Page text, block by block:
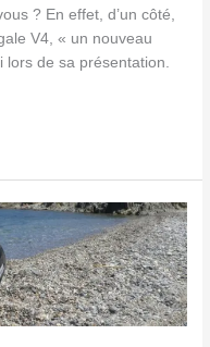
? En effet, d’un côté,
V4, « un nouveau
de sa présentation.